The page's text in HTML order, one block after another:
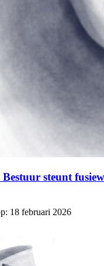
steunt
18 februari 2026